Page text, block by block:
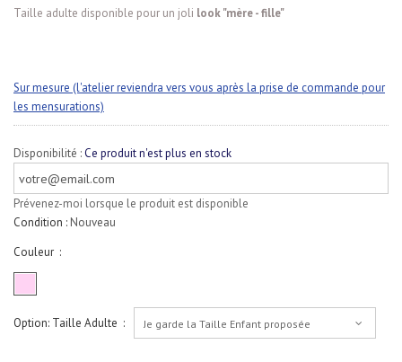
Taille adulte disponible pour un joli look "mère - fille"
Sur mesure (l'atelier reviendra vers vous après la prise de commande pour
les mensurations)
Disponibilité : Ce produit n'est plus en stock
Prévenez-moi lorsque le produit est disponible
Condition : Nouveau
Couleur :
Option: Taille Adulte : Je garde la Taille Enfant proposée